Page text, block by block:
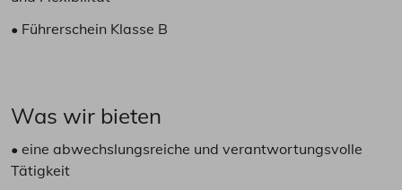
• Führerschein Klasse B
Was wir bieten
• eine abwechslungsreiche und verantwortungsvolle
Tätigkeit